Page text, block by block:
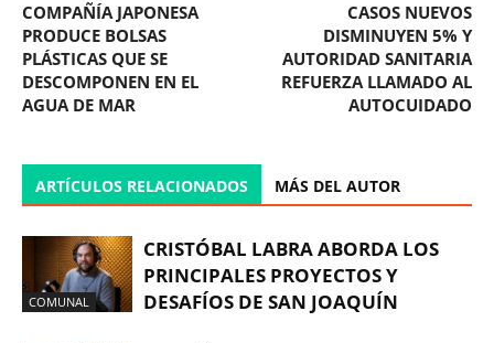
COMPAÑÍA JAPONESA
PRODUCE BOLSAS
PLÁSTICAS QUE SE
DESCOMPONEN EN EL
AGUA DE MAR
CASOS NUEVOS
DISMINUYEN 5% Y
AUTORIDAD SANITARIA
REFUERZA LLAMADO AL
AUTOCUIDADO
ARTÍCULOS RELACIONADOS MÁS DEL AUTOR
COMUNAL
CRISTÓBAL LABRA ABORDA LOS
PRINCIPALES PROYECTOS Y
DESAFÍOS DE SAN JOAQUÍN